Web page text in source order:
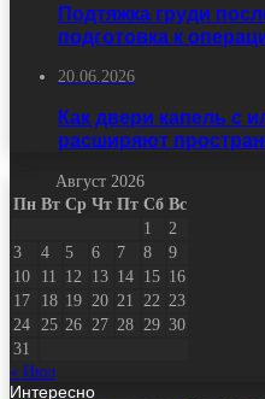
Подтяжка груди
подготовка к
20.06.2026
Как двери капель с
расширяют
Август 2026
Пн Вт Ср Чт Пт Сб Вс
1
2
3
4 5 6 7 8
9
10
11 12 13 14 15 16
17
18 19 20 21 22 23
24
25 26 27 28 29 30
31
« Июл
Интересно